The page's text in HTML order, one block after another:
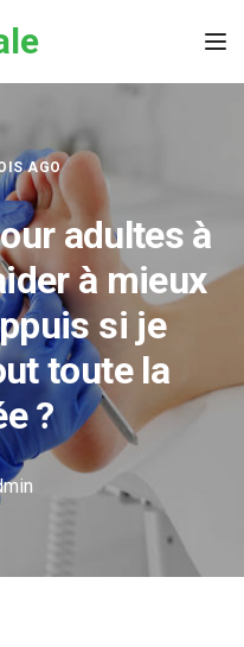
AGO
adultes à
à mieux
si je
toute la
?